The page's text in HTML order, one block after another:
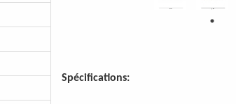
Spécifications: